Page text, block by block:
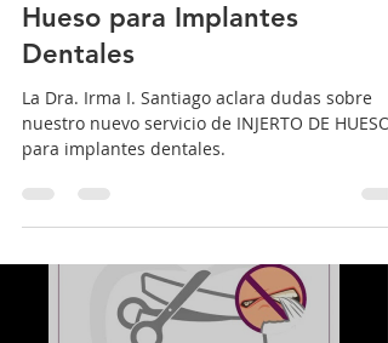
Hueso para Implantes
Dentales
La Dra. Irma I. Santiago aclara dudas sobre
nuestro nuevo servicio de INJERTO DE HUESO
para implantes dentales.